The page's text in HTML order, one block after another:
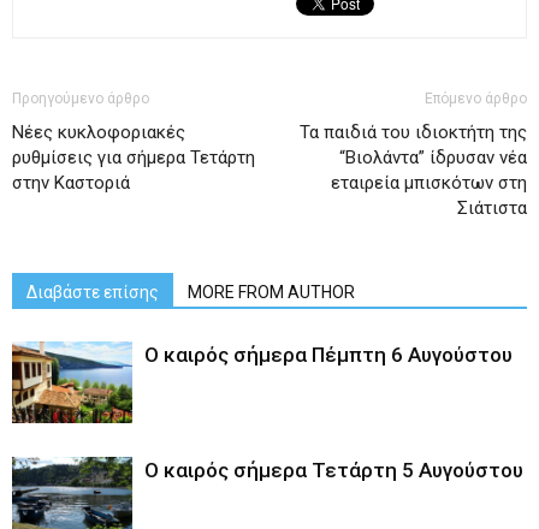
Προηγούμενο άρθρο
Νέες κυκλοφοριακές
ρυθμίσεις για σήμερα Τετάρτη
στην Καστοριά
Επόμενο άρθρο
Τα παιδιά του ιδιοκτήτη της
“Βιολάντα” ίδρυσαν νέα
εταιρεία μπισκότων στη
Σιάτιστα
Διαβάστε επίσης MORE FROM AUTHOR
Ο καιρός σήμερα Πέμπτη 6 Αυγούστου
Ο καιρός σήμερα Τετάρτη 5 Αυγούστου